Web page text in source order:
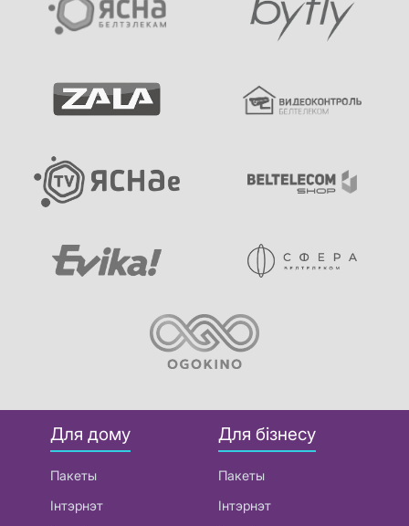
Для дому
Пакеты
Інтэрнэт
Для бізнесу
Пакеты
Інтэрнэт